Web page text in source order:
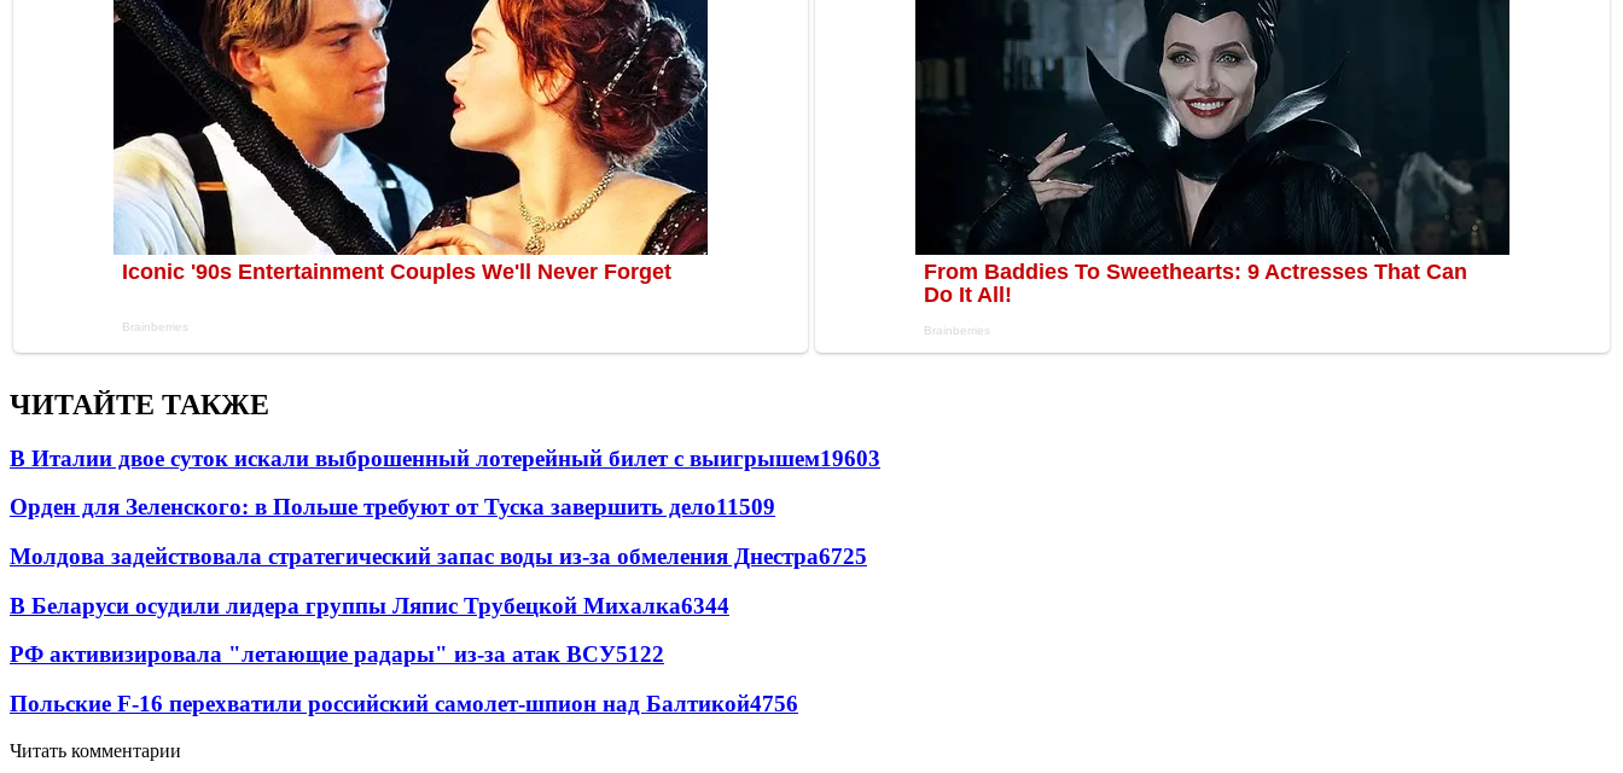
ЧИТАЙТЕ ТАКЖЕ
В Италии двое суток искали выброшенный лотерейный билет с выигрышем19603
Орден для Зеленского: в Польше требуют от Туска завершить дело11509
Молдова задействовала стратегический запас воды из-за обмеления Днестра6725
В Беларуси осудили лидера группы Ляпис Трубецкой Михалка6344
РФ активизировала "летающие радары" из-за атак ВСУ5122
Польские F-16 перехватили российский самолет-шпион над Балтикой4756
Читать комментарии